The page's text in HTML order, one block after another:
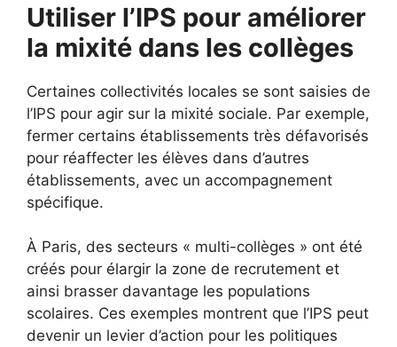
Utiliser l’IPS pour améliorer
la mixité dans les collèges
Certaines collectivités locales se sont saisies de
l’IPS pour agir sur la mixité sociale. Par exemple,
fermer certains établissements très défavorisés
pour réaffecter les élèves dans d’autres
établissements, avec un accompagnement
spécifique.
À Paris, des secteurs « multi-collèges » ont été
créés pour élargir la zone de recrutement et
ainsi brasser davantage les populations
scolaires. Ces exemples montrent que l’IPS peut
devenir un levier d’action pour les politiques